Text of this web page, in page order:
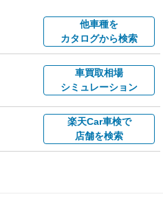
他車種を
カタログから検索
車買取相場
シミュレーション
楽天Car車検で
店舗を検索